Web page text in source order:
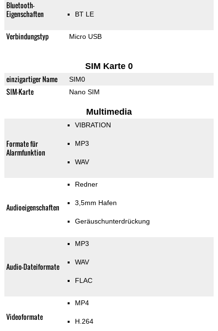
Bluetooth-
Eigenschaften
BT LE
Verbindungstyp Micro USB
SIM Karte 0
einzigartiger Name SIM0
SIM-Karte Nano SIM
Multimedia
Formate für
Alarmfunktion
VIBRATION
MP3
WAV
Audioeigenschaften
Redner
3,5mm Hafen
Geräuschunterdrückung
Audio-Dateiformate
MP3
WAV
FLAC
Videoformate
MP4
H.264